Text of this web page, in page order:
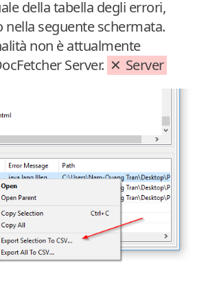
della tabella degli errori,
seguente schermata.
non è attualmente
Server.
Server